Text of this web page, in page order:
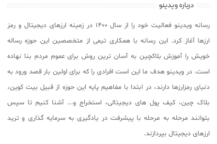
درباره ویدینو
رسانه ویدینو فعالیت خود را از سال ۱۴۰۰ در زمینه ارزهای دیجیتال و رمز
ارزها آغاز کرد. این رسانه با همکاری تیمی از متخصصین این حوزه رساله
خویش را آموزش بلاکچین به آسان ترین روش برای عموم مردم بنا نهاده
است. در ویدینو هدف ما این است افرادی را که برای اولین بار قصد ورود به
دنیای رمزارزها دارند، در ابتدا با مفاهیم پایه این حوزه از قبیل بیت کوین،
بلاک چین، کیف پول های دیجیتالی، استخراج و... آشنا کنیم تا سپس
بتوانند مرحله به مرحله با پیشرفت در یادگیری به سرمایه گذاری و ترید
ارزهای دیجیتال بپردازند.